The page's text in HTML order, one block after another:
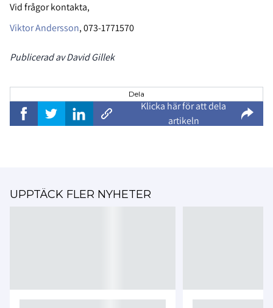
Vid frågor kontakta,
Viktor Andersson, 073-1771570
Publicerad av David Gillek
Dela
Klicka här för att dela
artikeln
UPPTÄCK FLER NYHETER